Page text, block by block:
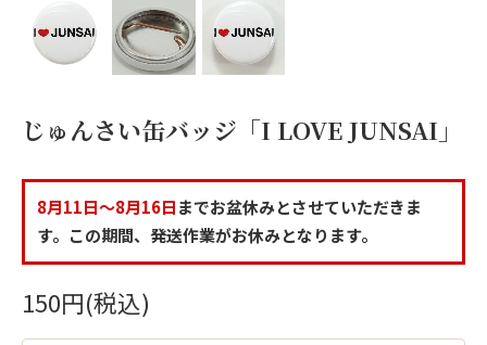
じゅんさい缶バッジ「I LOVE JUNSAI」
8月11日～8月16日までお盆休みとさせていただきま
す。この期間、発送作業がお休みとなります。
150円(税込)